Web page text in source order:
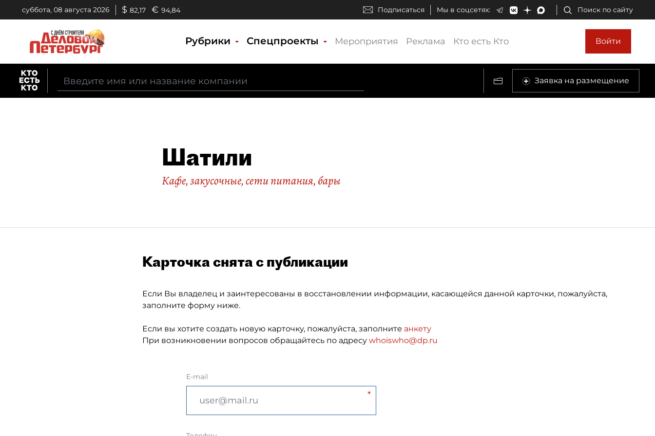
суббота, 08 августа 2026 $ 82,17 € 94,84 Подписаться Мы в соцсетях: Поиск по сайту
Рубрики Спецпроекты Мероприятия Реклама Кто есть Кто Войти
Заявка на размещение
Шатили
Кафе, закусочные, сети питания, бары
Карточка снята с публикации
Если Вы владелец и заинтересованы в восстановлении информации, касающейся данной карточки, пожалуйста,
заполните форму ниже.
Если вы хотите создать новую карточку, пожалуйста, заполните анкету
При возникновении вопросов обращайтесь по адресу whoiswho@dp.ru
E-mail